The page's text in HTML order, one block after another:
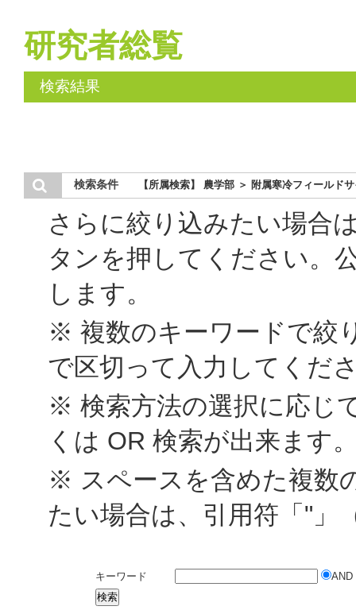
研究者総覧
検索結果
検索条件 【所属検索】 農学部 ＞ 附属寒冷フィールド
さらに絞り込みたい場合
タンを押してください。
します。
※ 複数のキーワードで絞
で区切って入力してくだ
※ 検索方法の選択に応じ
くは OR 検索が出来ます
※ スペースを含めた複数
たい場合は、引用符「"」
キーワード AND